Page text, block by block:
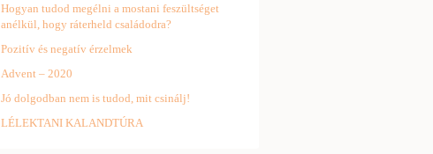
Hogyan tudod megélni a mostani feszültséget
anélkül, hogy ráterheld családodra?
Pozitív és negatív érzelmek
Advent – 2020
Jó dolgodban nem is tudod, mit csinálj!
LÉLEKTANI KALANDTÚRA